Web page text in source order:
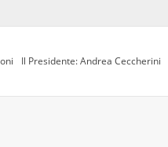
Il Presidente: Andrea Ceccherini